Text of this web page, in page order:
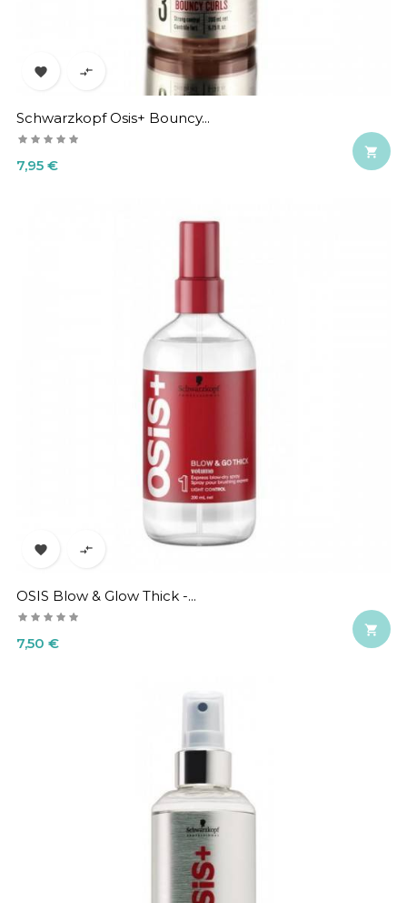
 
Schwarzkopf Osis+ Bouncy...
Precio
7,95 €

 
OSIS Blow & Glow Thick -...
Precio
7,50 €
